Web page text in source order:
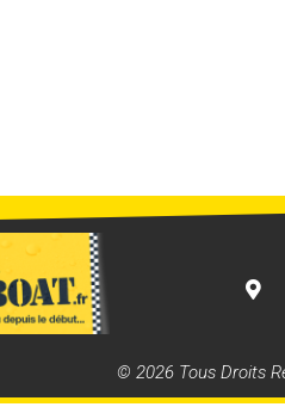
© 2026 Tous Droits